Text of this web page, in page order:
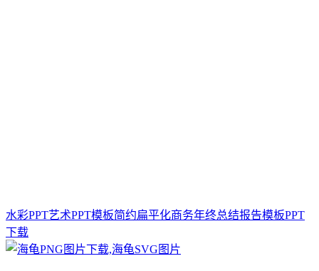
水彩PPT艺术PPT模板简约扁平化商务年终总结报告模板PPT
下载